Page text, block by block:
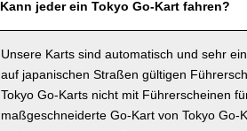
Kann jeder ein Tokyo Go-Kart fahren?
Unsere Karts sind automatisch und sehr
auf japanischen Straßen gültigen
Tokyo Go-Karts nicht mit Führerscheinen
maßgeschneiderte Go-Kart von Tokyo